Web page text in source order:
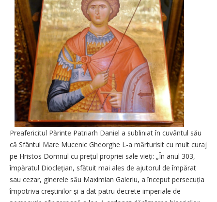
Preafericitul Părinte Patriarh Daniel a subliniat în cuvântul său
că Sfântul Mare Mucenic Gheorghe L-a mărturisit cu mult curaj
pe Hristos Domnul cu prețul propriei sale vieți: „În anul 303,
împăratul Dioclețian, sfătuit mai ales de ajutorul de împărat
sau cezar, ginerele său Maximian Galeriu, a început persecuția
împotriva creștinilor și a dat patru decrete imperiale de